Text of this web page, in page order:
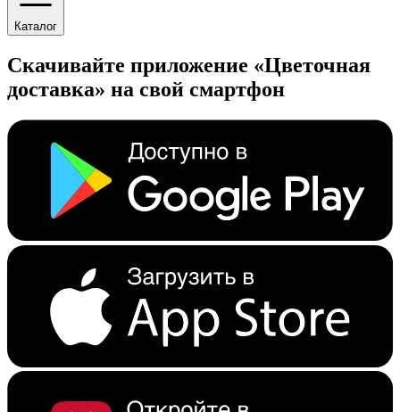
Каталог
Скачивайте приложение «Цветочная
доставка» на свой смартфон